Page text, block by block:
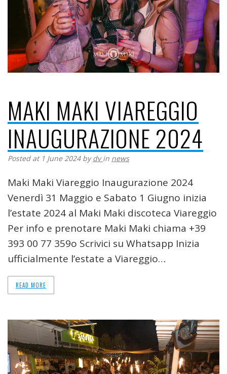
MAKI MAKI VIAREGGIO
INAUGURAZIONE 2024
Posted at 1 June 2024 bydvin news
Maki Maki Viareggio Inaugurazione 2024
Venerdì 31 Maggio e Sabato 1 Giugno inizia
l’estate 2024 al Maki Maki discoteca Viareggio
Per info e prenotare Maki Maki chiama +39
393 00 77 359o Scrivici su Whatsapp Inizia
ufficialmente l’estate a Viareggio…
READ MORE